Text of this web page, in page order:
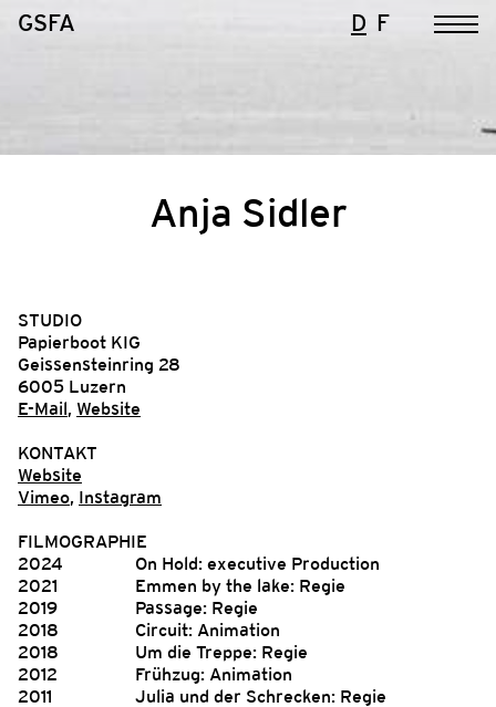
GSFA D F
Anja Sidler
STUDIO
Papierboot KIG
Geissensteinring 28
6005 Luzern
E-Mail, Website
KONTAKT
Website
Vimeo, Instagram
FILMOGRAPHIE
2024
On Hold: executive Production
2021
Emmen by the lake: Regie
2019
Passage: Regie
2018
Circuit: Animation
2018
Um die Treppe: Regie
2012
Frühzug: Animation
2011
Julia und der Schrecken: Regie